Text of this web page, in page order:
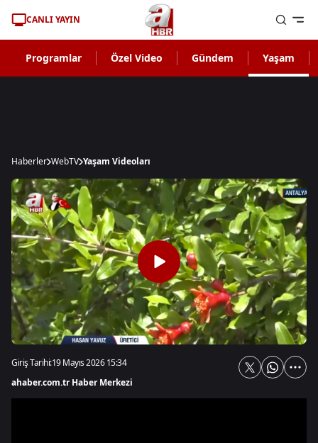
CANLI YAYIN
Programlar Özel Video Gündem Yaşam
Haberler WebTV Yaşam Videoları
Giriş Tarihi:19 Mayıs 2026 15:34
ahaber.com.tr Haber Merkezi